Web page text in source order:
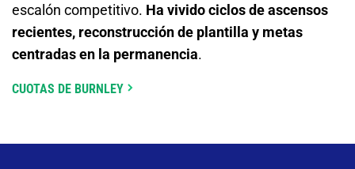
escalón competitivo. Ha vivido ciclos de ascensos
recientes, reconstrucción de plantilla y metas
centradas en la permanencia.
CUOTAS DE BURNLEY